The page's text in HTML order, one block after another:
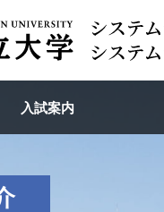
入試案内